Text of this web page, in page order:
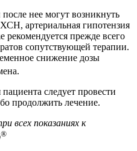
нее могут возникнуть
артериальная гипотензия
рекомендуется прежде всего
сопутствующей терапии.
снижение дозы
следует провести
продолжить лечение.
всех показаниях к
®